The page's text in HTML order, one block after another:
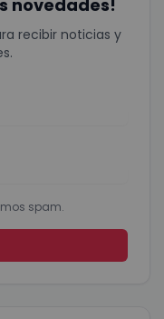
novedades!
recibir noticias y
spam.